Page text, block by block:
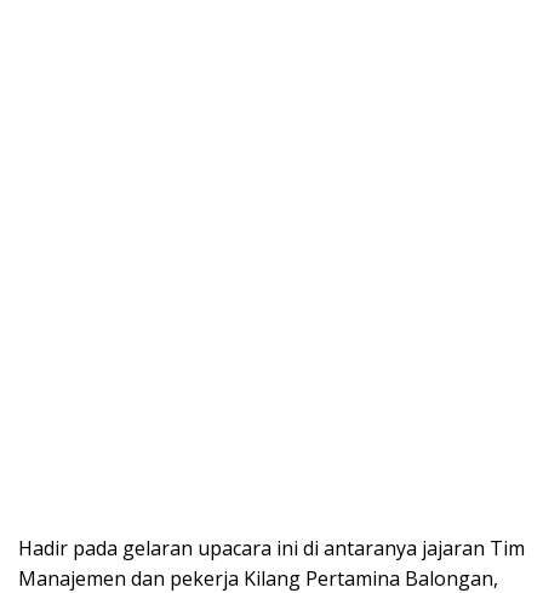
Hadir pada gelaran upacara ini di antaranya jajaran Tim
Manajemen dan pekerja Kilang Pertamina Balongan,